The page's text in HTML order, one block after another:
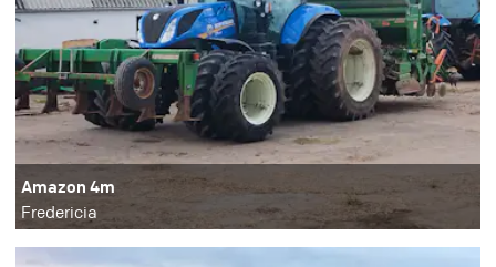
Amazon 4m
Fredericia